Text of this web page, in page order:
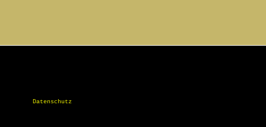
Datenschutz